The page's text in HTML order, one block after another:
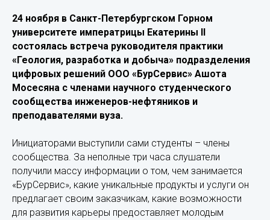
24 ноября в Санкт-Петербургском Горном
университете императрицы Екатерины II
состоялась встреча руководителя практики
«Геология, разработка и добыча» подразделения
цифровых решений ООО «БурСервис» Ашота
Мосесяна с членами научного студенческого
сообщества инженеров-нефтяников и
преподавателями вуза.
Инициаторами выступили сами студенты – члены
сообщества. За неполные три часа слушатели
получили массу информации о том, чем занимается
«БурСервис», какие уникальные продукты и услуги он
предлагает своим заказчикам, какие возможности
для развития карьеры предоставляет молодым